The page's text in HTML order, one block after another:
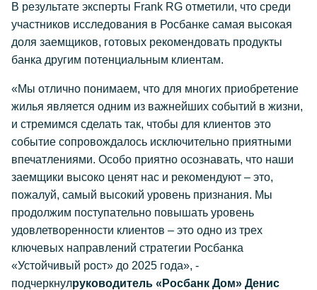
В результате эксперты Frank RG отметили, что среди
участников исследования в Росбанке самая высокая
доля заемщиков, готовых рекомендовать продукты
банка другим потенциальным клиентам.
«Мы отлично понимаем, что для многих приобретение
жилья является одним из важнейших событий в жизни,
и стремимся сделать так, чтобы для клиентов это
событие сопровождалось исключительно приятными
впечатлениями. Особо приятно осознавать, что наши
заемщики высоко ценят нас и рекомендуют – это,
пожалуй, самый высокий уровень признания. Мы
продолжим поступательно повышать уровень
удовлетворенности клиентов – это одно из трех
ключевых направлений стратегии Росбанка
«Устойчивый рост» до 2025 года», -
подчеркнулруководитель «Росбанк Дом» Денис